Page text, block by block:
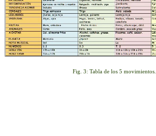
Fig. 3: Tabla de los 5 movimientos.